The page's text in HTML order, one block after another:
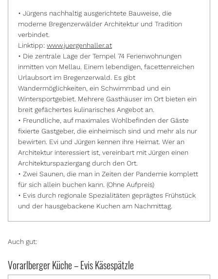
• Jürgens nachhaltig ausgerichtete Bauweise, die
moderne Bregenzerwälder Architektur und Tradition
verbindet.
Linktipp:www.juergenhaller.at
• Die zentrale Lage der Tempel 74 Ferienwohnungen
inmitten von Mellau. Einem lebendigen, facettenreichen
Urlaubsort im Bregenzerwald. Es gibt
Wandermöglichkeiten, ein Schwimmbad und ein
Wintersportgebiet. Mehrere Gasthäuser im Ort bieten ein
breit gefächertes kulinarisches Angebot an.
• Freundliche, auf maximales Wohlbefinden der Gäste
fixierte Gastgeber, die einheimisch sind und mehr als nur
bewirten. Evi und Jürgen kennen ihre Heimat. Wer an
Architektur interessiert ist, vereinbart mit Jürgen einen
Architekturspaziergang durch den Ort.
• Zwei Saunen, die man in Zeiten der Pandemie komplett
für sich allein buchen kann. (Ohne Aufpreis)
• Evis durch regionale Spezialitäten geprägtes Frühstück
und der hausgebackene Kuchen am Nachmittag.
Auch gut:
Vorarlberger Küche – Evis Käsespätzle